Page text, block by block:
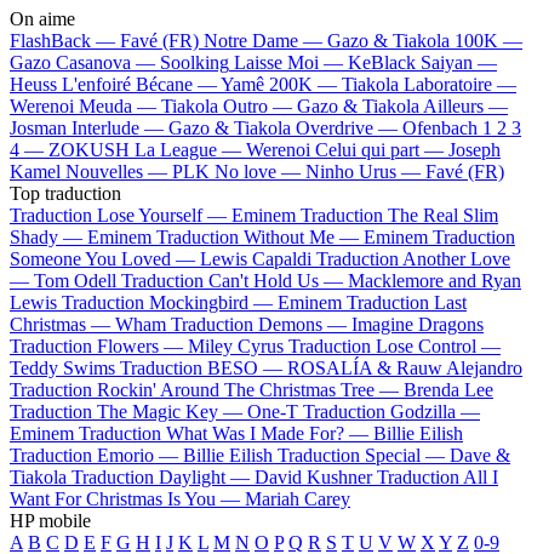
On aime
FlashBack — Favé (FR) Notre Dame — Gazo & Tiakola 100K —
Gazo Casanova — Soolking Laisse Moi — KeBlack Saiyan —
Heuss L'enfoiré Bécane —Yamê 200K — Tiakola Laboratoire —
Werenoi Meuda — Tiakola Outro — Gazo & Tiakola Ailleurs —
Josman Interlude — Gazo & Tiakola Overdrive — Ofenbach 1 2 3
4 — ZOKUSH La League — Werenoi Celui qui part — Joseph
Kamel Nouvelles — PLK No love — Ninho Urus — Favé (FR)
Top traduction
Traduction Lose Yourself — Eminem Traduction The Real Slim
Shady — Eminem Traduction Without Me — Eminem Traduction
Someone You Loved — Lewis Capaldi Traduction Another Love
— Tom Odell Traduction Can't Hold Us — Macklemore and Ryan
Lewis Traduction Mockingbird — Eminem Traduction Last
Christmas — Wham Traduction Demons — Imagine Dragons
Traduction Flowers — Miley Cyrus Traduction Lose Control —
Teddy Swims Traduction BESO — ROSALÍA & Rauw Alejandro
Traduction Rockin' Around The Christmas Tree — Brenda Lee
Traduction The Magic Key — One-T Traduction Godzilla —
Eminem Traduction What Was I Made For? — Billie Eilish
Traduction Emorio — Billie Eilish Traduction Special — Dave &
Tiakola Traduction Daylight — David Kushner Traduction All I
Want For Christmas Is You — Mariah Carey
HP mobile
A B C D E F G H I J K L M N O P Q R S T U V W X Y Z 0-9